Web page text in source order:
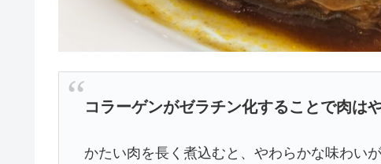
コラーゲンがゼラチン化することで肉は
かたい肉を長く煮込むと、やわらかな味わい